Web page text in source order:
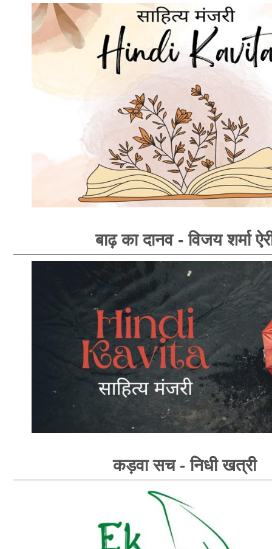
बाढ़ का दानव - विजय शर्मा
कड़वा सच - निधी खत्री